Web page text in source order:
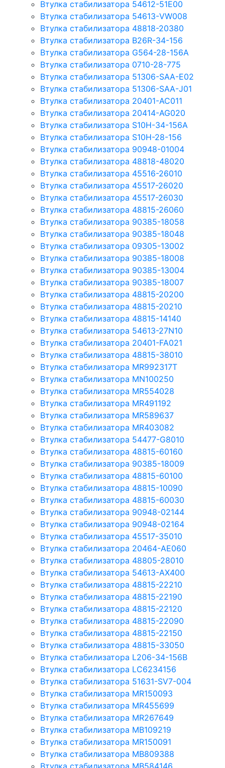
Втулка стабилизатора 54612-51E00
Втулка стабилизатора 54613-VW008
Втулка стабилизатора 48818-20380
Втулка стабилизатора B26R-34-156
Втулка стабилизатора G564-28-156A
Втулка стабилизатора 0710-28-775
Втулка стабилизатора 51306-SAA-E02
Втулка стабилизатора 51306-SAA-J01
Втулка стабилизатора 20401-AC011
Втулка стабилизатора 20414-AG020
Втулка стабилизатора S10H-34-156A
Втулка стабилизатора S10H-28-156
Втулка стабилизатора 90948-01004
Втулка стабилизатора 48818-48020
Втулка стабилизатора 45516-26010
Втулка стабилизатора 45517-26020
Втулка стабилизатора 45517-26030
Втулка стабилизатора 48815-26060
Втулка стабилизатора 90385-18058
Втулка стабилизатора 90385-18048
Втулка стабилизатора 09305-13002
Втулка стабилизатора 90385-18008
Втулка стабилизатора 90385-13004
Втулка стабилизатора 90385-18007
Втулка стабилизатора 48815-20200
Втулка стабилизатора 48815-20210
Втулка стабилизатора 48815-14140
Втулка стабилизатора 54613-27N10
Втулка стабилизатора 20401-FA021
Втулка стабилизатора 48815-38010
Втулка стабилизатора MR992317T
Втулка стабилизатора MN100250
Втулка стабилизатора MR554028
Втулка стабилизатора MR491192
Втулка стабилизатора MR589637
Втулка стабилизатора MR403082
Втулка стабилизатора 54477-G8010
Втулка стабилизатора 48815-60160
Втулка стабилизатора 90385-18009
Втулка стабилизатора 48815-60100
Втулка стабилизатора 48815-10090
Втулка стабилизатора 48815-60030
Втулка стабилизатора 90948-02144
Втулка стабилизатора 90948-02164
Втулка стабилизатора 45517-35010
Втулка стабилизатора 20464-AE060
Втулка стабилизатора 48805-28010
Втулка стабилизатора 54613-AX400
Втулка стабилизатора 48815-22210
Втулка стабилизатора 48815-22190
Втулка стабилизатора 48815-22120
Втулка стабилизатора 48815-22090
Втулка стабилизатора 48815-22150
Втулка стабилизатора 48815-33050
Втулка стабилизатора L206-34-156B
Втулка стабилизатора LC6234156
Втулка стабилизатора 51631-SV7-004
Втулка стабилизатора MR150093
Втулка стабилизатора MR455699
Втулка стабилизатора MR267649
Втулка стабилизатора MB109219
Втулка стабилизатора MR150091
Втулка стабилизатора MB809388
Втулка стабилизатора MB584146